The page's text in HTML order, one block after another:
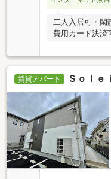
二人入居可・閑
費用カード決済
賃貸アパート Ｓｏｌ